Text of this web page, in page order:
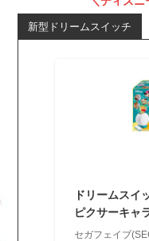
新型ドリームスイッチ
ドリームスイ
ピクサーキャ
セガフェイブ